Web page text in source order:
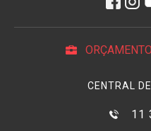
CENTRAL
11